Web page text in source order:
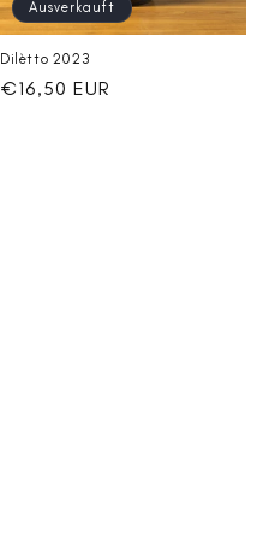
Ausverkauft
Dilètto 2023
Normaler
€16,50 EUR